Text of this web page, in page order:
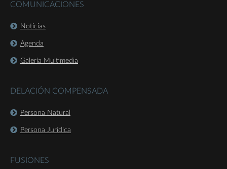
COMUNICACIONES
Noticias
Agenda
Galería Multimedia
DELACIÓN COMPENSADA
Persona Natural
Persona Jurídica
FUSIONES